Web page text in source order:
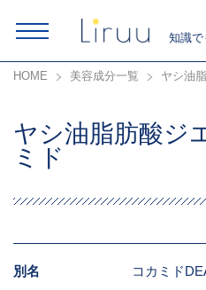
知識で
HOME 美容成分一覧 ヤシ油
ヤシ油脂肪酸ジ
ミド
別名 コカミド